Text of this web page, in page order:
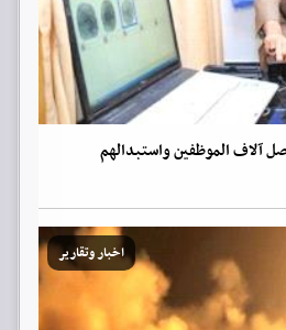
آلاف الموظفين واستبدالهم
اخبار وتقارير